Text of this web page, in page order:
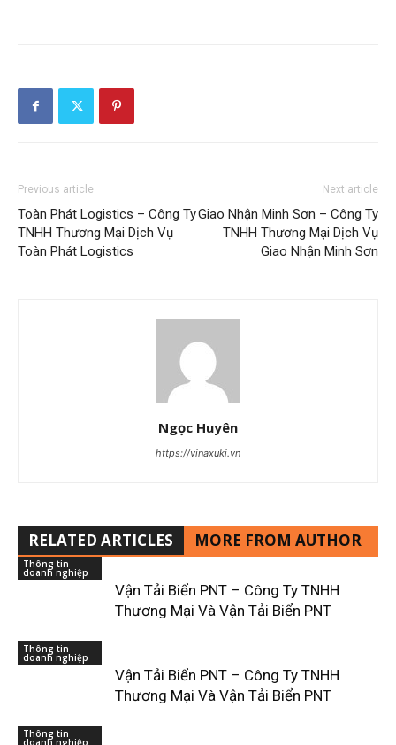
Previous article
Toàn Phát Logistics – Công Ty
TNHH Thương Mại Dịch Vụ
Toàn Phát Logistics
Next article
Giao Nhận Minh Sơn – Công Ty
TNHH Thương Mại Dịch Vụ
Giao Nhận Minh Sơn
Ngọc Huyên
https://vinaxuki.vn
RELATED ARTICLES MORE FROM AUTHOR
Thông tin
doanh nghiệp
Vận Tải Biển PNT – Công Ty TNHH
Thương Mại Và Vận Tải Biển PNT
Thông tin
doanh nghiệp
Vận Tải Biển PNT – Công Ty TNHH
Thương Mại Và Vận Tải Biển PNT
Thông tin
doanh nghiệp